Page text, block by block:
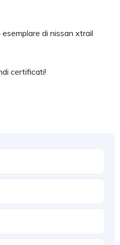
di nissan xtrail
certificati!